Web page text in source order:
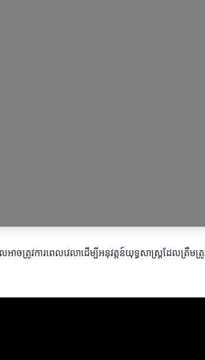
ដែលអាចត្រូវការពេលវេលាដើម្បីអនុវត្តន៍យុទ្ធសាស្ត្រដ